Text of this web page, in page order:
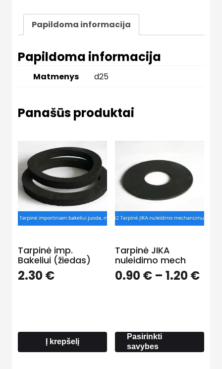
Papildoma informacija
Papildoma informacija
Matmenys d25
Panašūs produktai
Tarpinė imp.
Bakeliui (žiedas)
2.30€
Į krepšelį
Tarpinė JIKA
nuleidimo mech
0.90€ – 1.20€
Pasirinkti
savybes